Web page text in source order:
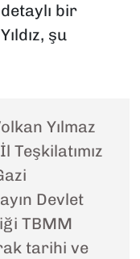
bir
şu
Yılmaz
Teşkilatımız
Devlet
TBMM
tarihi ve